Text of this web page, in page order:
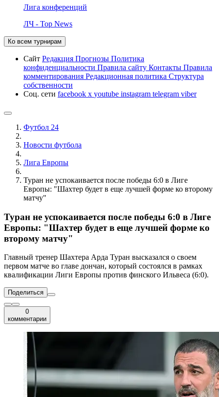
Лига конференций
ЛЧ - Top News
Ко всем турнирам
Сайт Редакция Прогнозы Политика
конфиденциальности Правила сайту Контакты Правила
комментирования Редакционная политика Структура
собственности
Соц. сети facebook x youtube instagram telegram viber
Футбол 24
Новости футбола
Лига Европы
Туран не успокаивается после победы 6:0 в Лиге
Европы: "Шахтер будет в еще лучшей форме ко второму
матчу"
Туран не успокаивается после победы 6:0 в Лиге
Европы: "Шахтер будет в еще лучшей форме ко
второму матчу"
Главный тренер Шахтера Арда Туран высказался о своем
первом матче во главе дончан, который состоялся в рамках
квалификации Лиги Европы против финского Ильвеса (6:0).
Поделиться
0
комментарии